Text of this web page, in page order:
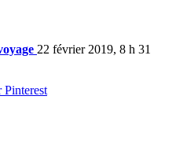
22 février 2019, 8 h 31
Pinterest